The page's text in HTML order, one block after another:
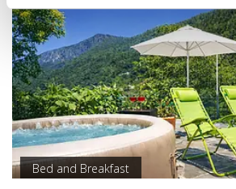
Bed and Breakfast